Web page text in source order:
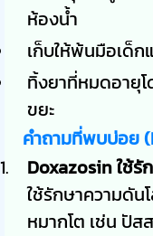
ห้องน้ำ
เก็บให้พ้นมือเด็ก
ทิ้งยาที่หมดอายุ
ขยะ
คำถามที่พบบ่อย
Doxazosin ใช้รั
ใช้รักษาความดัน
หมากโต เช่น ปัส